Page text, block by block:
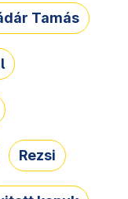
Tamás
Rezsi